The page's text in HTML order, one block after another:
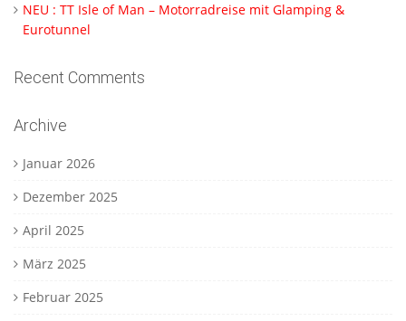
NEU : TT Isle of Man – Motorradreise mit Glamping &
Eurotunnel
Recent Comments
Archive
Januar 2026
Dezember 2025
April 2025
März 2025
Februar 2025